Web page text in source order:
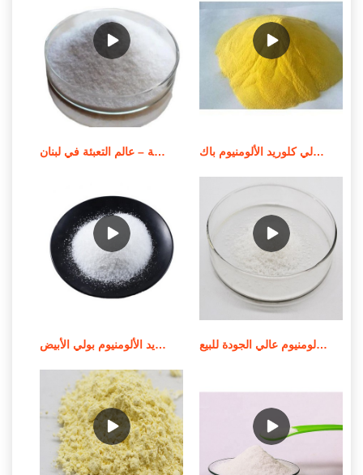
محطة معالجة المياه المدمجة – عالم التعبئة في لبنان سعر بيع عوامل معالجة المياه بولي كلوريد الألومنيوم باك
المورد من عملية تصنيع كلوريد الألومنيوم بولي الأبيض أعلى بيع الصين 2019 كلوريد البولي ألومنيوم عالي الجودة للبيع